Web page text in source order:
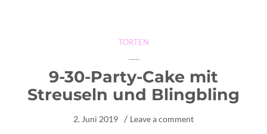
TORTEN
9-30-Party-Cake mit
Streuseln und Blingbling
2. Juni 2019 Leave a comment